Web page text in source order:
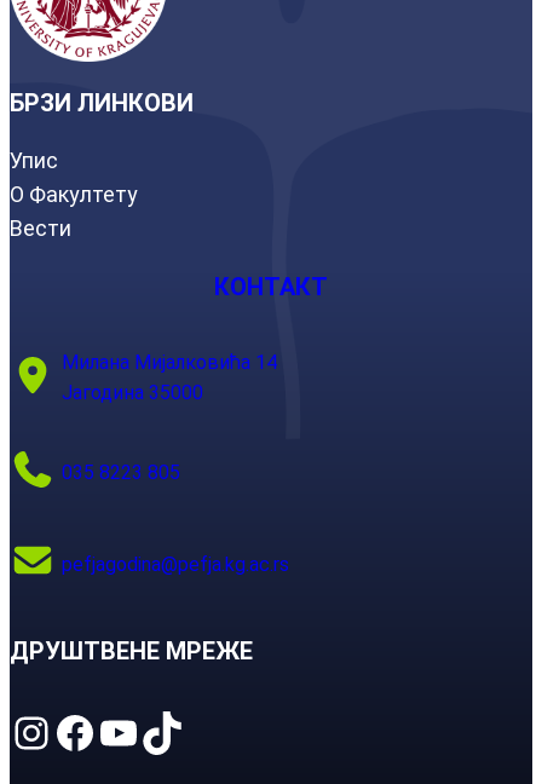
БРЗИ ЛИНКОВИ
Упис
О Факултету
Вести
КОНТАКТ
Милана Мијалковића 14
Јагодина 35000
035 8223 805
pefjagodina@pefja.kg.ac.rs
ДРУШТВЕНЕ МРЕЖЕ
Instagram Facebook YouTube TikTok